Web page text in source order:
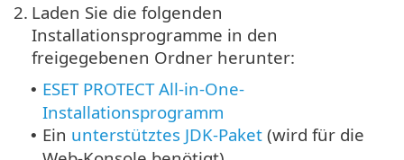
2. Laden Sie die folgenden
Installationsprogramme in den
freigegebenen Ordner herunter:
• ESET PROTECT All-in-One-
Installationsprogramm
• Ein unterstütztes JDK-Paket (wird für die